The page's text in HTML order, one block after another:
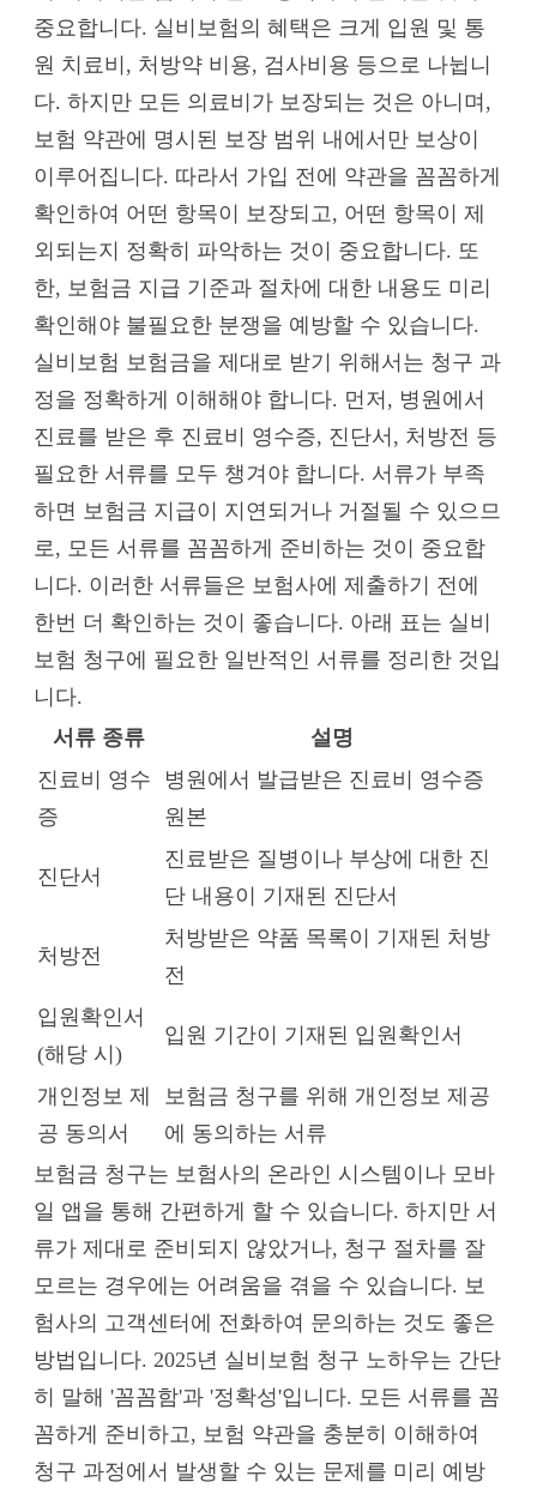
중요합니다. 실비보험의 혜택은 크게 입원 및 통
원 치료비, 처방약 비용, 검사비용 등으로 나뉩니
다. 하지만 모든 의료비가 보장되는 것은 아니며,
보험 약관에 명시된 보장 범위 내에서만 보상이
이루어집니다. 따라서 가입 전에 약관을 꼼꼼하게
확인하여 어떤 항목이 보장되고, 어떤 항목이 제
외되는지 정확히 파악하는 것이 중요합니다. 또
한, 보험금 지급 기준과 절차에 대한 내용도 미리
확인해야 불필요한 분쟁을 예방할 수 있습니다.
실비보험 보험금을 제대로 받기 위해서는 청구 과
정을 정확하게 이해해야 합니다. 먼저, 병원에서
진료를 받은 후 진료비 영수증, 진단서, 처방전 등
필요한 서류를 모두 챙겨야 합니다. 서류가 부족
하면 보험금 지급이 지연되거나 거절될 수 있으므
로, 모든 서류를 꼼꼼하게 준비하는 것이 중요합
니다. 이러한 서류들은 보험사에 제출하기 전에
한번 더 확인하는 것이 좋습니다. 아래 표는 실비
보험 청구에 필요한 일반적인 서류를 정리한 것입
니다.
서류 종류
설명
진료비 영수
증
병원에서 발급받은 진료비 영수증
원본
진단서
진료받은 질병이나 부상에 대한 진
단 내용이 기재된 진단서
처방전
처방받은 약품 목록이 기재된 처방
전
입원확인서
(해당 시)
입원 기간이 기재된 입원확인서
개인정보 제
공 동의서
보험금 청구를 위해 개인정보 제공
에 동의하는 서류
보험금 청구는 보험사의 온라인 시스템이나 모바
일 앱을 통해 간편하게 할 수 있습니다. 하지만 서
류가 제대로 준비되지 않았거나, 청구 절차를 잘
모르는 경우에는 어려움을 겪을 수 있습니다. 보
험사의 고객센터에 전화하여 문의하는 것도 좋은
방법입니다. 2025년 실비보험 청구 노하우는 간단
히 말해 '꼼꼼함'과 '정확성'입니다. 모든 서류를 꼼
꼼하게 준비하고, 보험 약관을 충분히 이해하여
청구 과정에서 발생할 수 있는 문제를 미리 예방